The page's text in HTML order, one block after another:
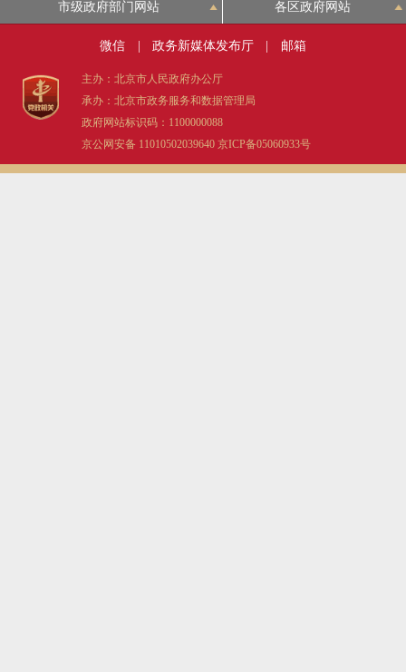
市级政府部门网站 各区政府网站
微信 政务新媒体发布厅 邮箱
主办：北京市人民政府办公厅
承办：北京市政务服务和数据管理局
政府网站标识码：1100000088
京公网安备 11010502039640 京ICP备05060933号